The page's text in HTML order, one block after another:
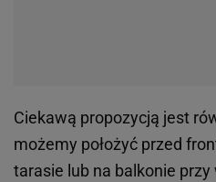
Ciekawą propozycją jest
możemy położyć przed
tarasie lub na balkonie